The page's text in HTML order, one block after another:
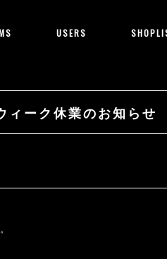
USERS
ィーク休業のお知らせ